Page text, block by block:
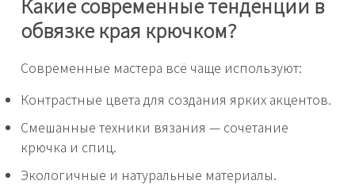
обвязке края крючком?
Современные мастера всё чаще используют:
Контрастные цвета для создания ярких акцентов.
Смешанные техники вязания — сочетание
крючка и спиц.
Экологичные и натуральные материалы.